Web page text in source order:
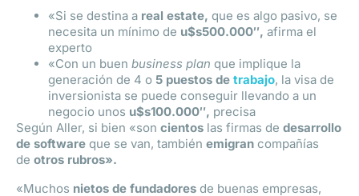
«Si se destina a real estate, que es algo pasivo, se
necesita un mínimo de u$s500.000″, afirma el
experto
«Con un buen business plan que implique la
generación de 4 o 5 puestos de trabajo, la visa de
inversionista se puede conseguir llevando a un
negocio unos u$s100.000″, precisa
Según Aller, si bien «son cientos las firmas de desarrollo
de software que se van, también emigran compañías
de otros rubros».
«Muchos nietos de fundadores de buenas empresas,